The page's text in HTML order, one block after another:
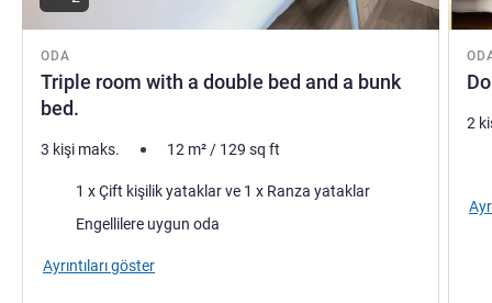
ODA
Triple room with a double bed and a bunk
bed.
3 kişi maks. 12 m²/ 129 sq ft
1 x Çift kişilik yataklar ve 1 x Ranza yataklar
Engellilere uygun oda
Ayrıntıları göster
2